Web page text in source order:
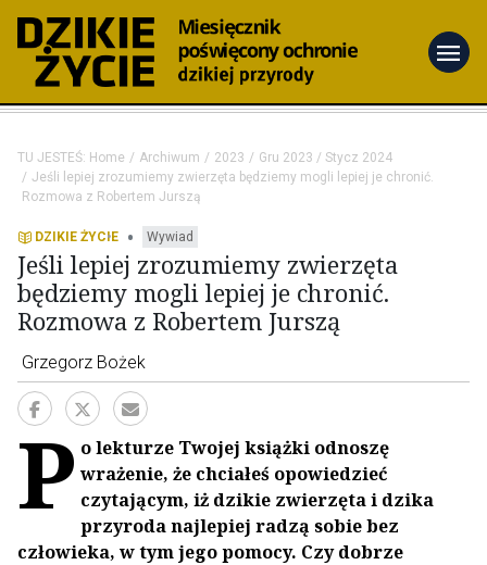
menu
TU JESTEŚ: Home Archiwum 2023
Gru 2023 / Stycz 2024
Jeśli lepiej zrozumiemy zwierzęta będziemy mogli lepiej je chronić.
Rozmowa z Robertem Jurszą
DZIKIE ŻYCIE • Wywiad
Jeśli lepiej zrozumiemy zwierzęta
będziemy mogli lepiej je chronić.
Rozmowa z Robertem Jurszą
Grzegorz Bożek
P o lekturze Twojej książki odnoszę
wrażenie, że chciałeś opowiedzieć
czytającym, iż dzikie zwierzęta i dzika
przyroda najlepiej radzą sobie bez
człowieka, w tym jego pomocy. Czy dobrze